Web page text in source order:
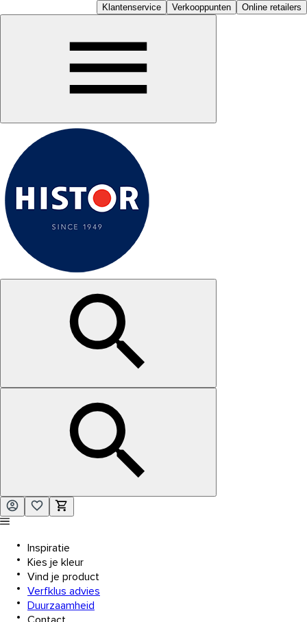
Klantenservice Verkooppunten Online retailers
Inspiratie
Kies je kleur
Vind je product
Verfklus advies
Duurzaamheid